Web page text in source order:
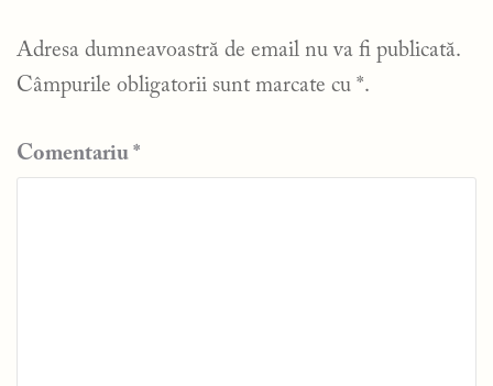
Adresa dumneavoastră de email nu va fi publicată.
Câmpurile obligatorii sunt marcate cu *.
Comentariu *